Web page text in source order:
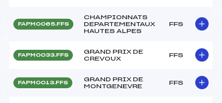
FAPM0065.FFS
CHAMPIONNATS
DEPARTEMENTAUX
HAUTES ALPES
FFS
FAPM0033.FFS
GRAND PRIX DE
CREVOUX
FFS
FAPM0013.FFS
GRAND PRIX DE
MONTGENEVRE
FFS